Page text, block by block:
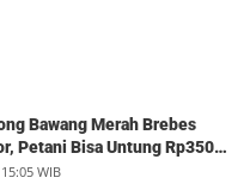
Bawang Merah Brebes
Petani Bisa Untung Rp350
WIB